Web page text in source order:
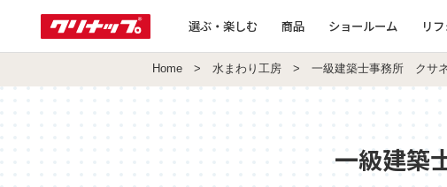
選ぶ・楽しむ 商品 ショールーム リ
Home > 水まわり工房 > 一級建築士事務所 クサネ
一級建築